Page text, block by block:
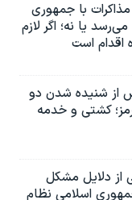
با جمهوری
یا نه؛ اگر لازم
اقدام است
از شنیده شدن دو
کشتی و خدمه
دلایل مشکل
اسلامی نظام